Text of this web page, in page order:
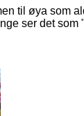
til øya som
ser det